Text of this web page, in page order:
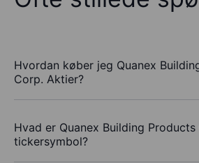
Hvordan køber jeg Quanex
Corp. Aktier?
Hvad er Quanex Building Products
tickersymbol?